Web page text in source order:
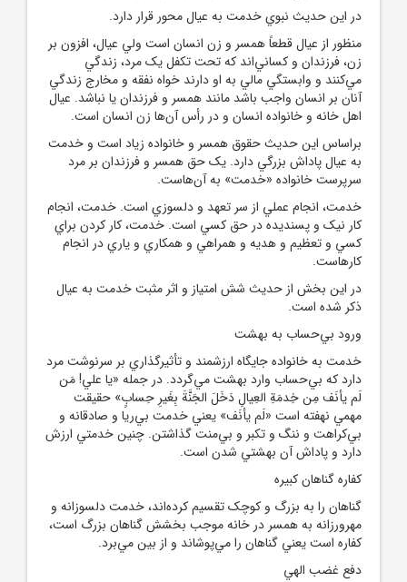
در اين حديث نبوي خدمت به عيال محور قرار دارد.
منظور از عيال قطعاً همسر و زن انسان است ولي عيال، افزون بر
زن، فرزندان و کساني‌اند که تحت تکفل يک مرد، زندگي
مي‌کنند و وابستگي مالي به او دارند خواه نفقه و مخارج زندگي
آنان بر انسان واجب باشد مانند همسر و فرزندان يا نباشد. عيال
اهل خانه و خانواده انسان و در رأس آن‌ها زن انسان است.
براساس اين حديث حقوق همسر و خانواده زياد است و خدمت
به عيال پاداش بزرگي دارد. يک حق همسر و فرزندان بر مرد
سرپرست خانواده «خدمت» به آن‌هاست.
خدمت، انجام عملي از سر تعهد و دلسوزي است. خدمت، انجام
کار نيک و پسنديده در حق کسي است. خدمت، کار کردن براي
کسي و تعظيم و هديه و همراهي و همکاري و ياري در انجام
کارهاست.
در اين بخش از حديث شش امتياز و اثر مثبت خدمت به عيال
ذکر شده است.
ورود بي‌حساب به بهشت
خدمت به خانواده جايگاه ارزشمند و تأثيرگذاري بر سرنوشت مرد
دارد که بي‌حساب وارد بهشت مي‌گردد. در جمله «يا علي! مَن
لَم يأنَف مِن خِدمَةِ العِيالِ دَخَلَ الجَنَّةَ بِغَيرِ حِسابٍ» حقيقت
مهمي نهفته است «لَم يأنَف» يعني خدمت بي‌ريا و صادقانه و
بي‌کراهت و ننگ و تکبر و بي‌منت گذاشتن. چنين خدمتي ارزش
دارد و پاداش آن بهشتي شدن است.
کفاره گناهان کبيره
گناهان را به بزرگ و کوچک تقسيم کرده‌اند، خدمت دلسوزانه و
مهرورزانه به همسر در خانه موجب بخشش گناهان بزرگ است،
کفاره است يعني گناهان را مي‌پوشاند و از بين مي‌برد.
دفع غضب الهي